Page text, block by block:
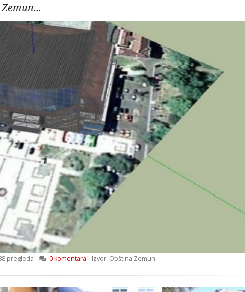
pregleda 0 komentara Izvor: Opština Zemun